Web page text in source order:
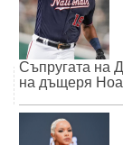
Съпругата на
на дъщеря Ноа